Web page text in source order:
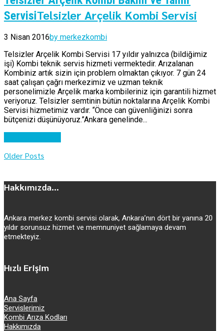
ServisiTelsizler Arçelik Kombi Servisi
3 Nisan 2016by merkezkombi
Telsizler Arçelik Kombi Servisi 17 yıldır yalnızca (bildiğimiz
işi) Kombi teknik servis hizmeti vermektedir. Arızalanan
Kombiniz artık sizin için problem olmaktan çıkıyor. 7 gün 24
saat çalışan çağrı merkezimiz ve uzman teknik
personelimizle Arçelik marka kombileriniz için garantili hizmet
veriyoruz. Telsizler semtinin bütün noktalarına Arçelik Kombi
Servisi hizmetimiz vardır. “Önce can güvenliğinizi sonra
bütçenizi düşünüyoruz.”Ankara genelinde...
Older Posts
Hakkımızda...
Ankara merkez kombi servisi olarak, Ankara’nın dört bir yanına 20
yıldır sorunsuz hizmet ve memnuniyet sağlamaya devam
etmekteyiz.
Hızlı Erişim
Ana Sayfa
Servislerimiz
Kombi Arıza Kodları
Hakkımızda